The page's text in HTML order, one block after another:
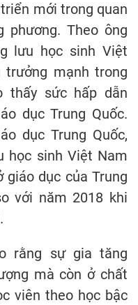
mới trong quan
phương. Theo ông
lưu học sinh Việt
trưởng mạnh trong
thấy sức hấp dẫn
dục Trung Quốc.
dục Trung Quốc,
học sinh Việt Nam
dục của Trung
với năm 2018 khi
rằng sự gia tăng
mà còn ở chất
viên theo học bậc